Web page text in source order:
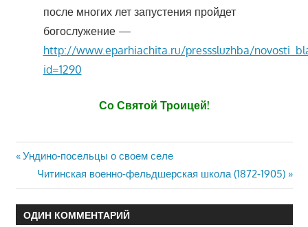
после многих лет запустения пройдет
богослужение —
http://www.eparhiachita.ru/presssluzhba/
id=1290
Со Святой Троицей!
Навигация
по
записям
Предыдущая
запись:
Ундино-посельцы о своем селе
Следующая
запись:
Читинская военно-фельдшерская школа (1872-1905)
ОДИН КОММЕНТАРИЙ